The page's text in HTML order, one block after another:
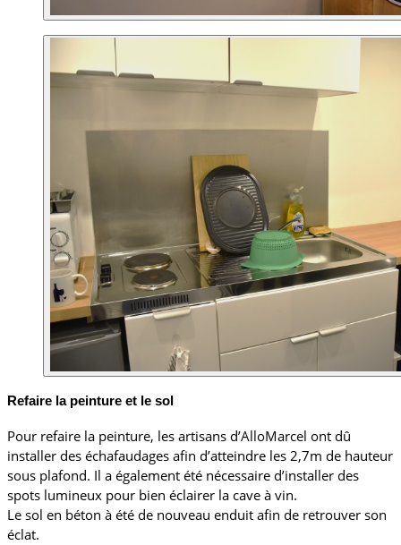
Refaire la peinture et le sol
Pour refaire la peinture, les artisans d’AlloMarcel ont dû
installer des échafaudages afin d’atteindre les 2,7m de hauteur
sous plafond. Il a également été nécessaire d’installer des
spots lumineux pour bien éclairer la cave à vin.
Le sol en béton à été de nouveau enduit afin de retrouver son
éclat.